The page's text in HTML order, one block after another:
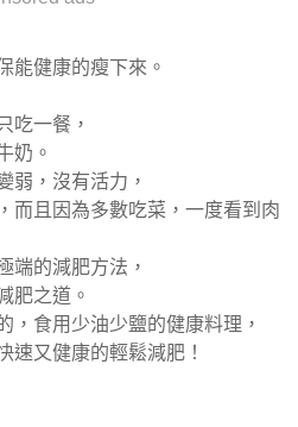
能健康的瘦下來 。
吃一餐，
奶。
弱，沒有活力，
而且因為多數吃菜，一度看到肉
端的減肥方法，
肥之道。
，食用少油少鹽的健康料理，
速又健康的輕鬆減肥！